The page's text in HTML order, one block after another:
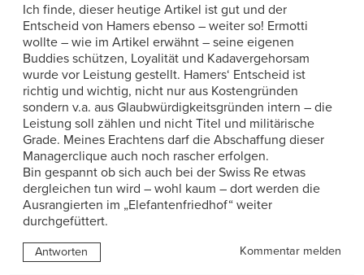
Ich finde, dieser heutige Artikel ist gut und der
Entscheid von Hamers ebenso – weiter so! Ermotti
wollte – wie im Artikel erwähnt – seine eigenen
Buddies schützen, Loyalität und Kadavergehorsam
wurde vor Leistung gestellt. Hamers‘ Entscheid ist
richtig und wichtig, nicht nur aus Kostengründen
sondern v.a. aus Glaubwürdigkeitsgründen intern – die
Leistung soll zählen und nicht Titel und militärische
Grade. Meines Erachtens darf die Abschaffung dieser
Managerclique auch noch rascher erfolgen.
Bin gespannt ob sich auch bei der Swiss Re etwas
dergleichen tun wird – wohl kaum – dort werden die
Ausrangierten im „Elefantenfriedhof“ weiter
durchgefüttert.
Antworten Kommentar melden